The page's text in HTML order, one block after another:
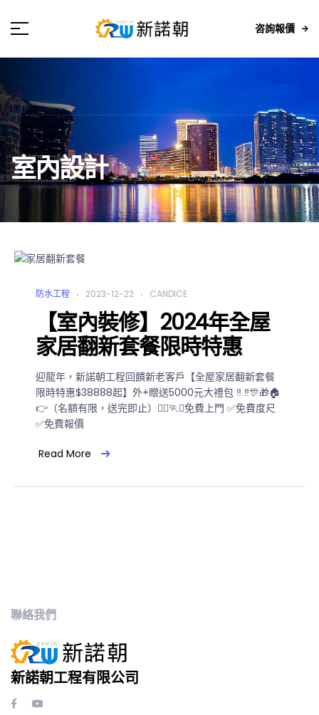
咨詢報價
室內設計
防水工程 2023-12-22 CANDICE
【室內裝修】2024年全屋
家居翻新套餐限時特惠
迎龍年，新諾朝工程回饋新老客戶【全屋家居翻新套餐
限時特惠$38888起】外+贈送5000元大禮包 ‼️ ‼️🎊🎁🏠
👉（名額有限，送完即止）🏃‍♀️🏃✅免費上門 ✅免費度尺
✅免費報價
Read More
聯絡我們
新諾朝工程有限公司